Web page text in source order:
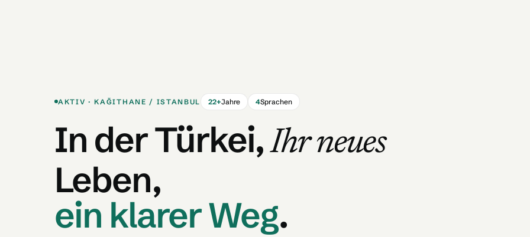
AKTIV · KAĞITHANE / ISTANBUL 22+Jahre 4Sprachen
In der Türkei,Ihr neues
Leben,
ein klarer Weg.